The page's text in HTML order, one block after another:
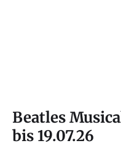
Beatles
bis 19.07.26